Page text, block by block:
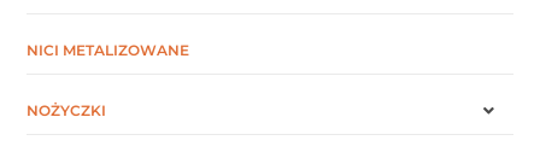
NICI METALIZOWANE
NOŻYCZKI